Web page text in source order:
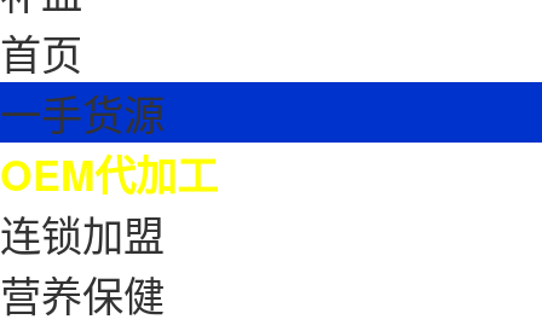
首页
一手货源
OEM代加工
连锁加盟
营养保健